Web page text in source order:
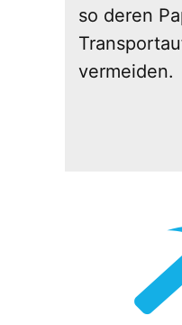
so deren
vermeiden.